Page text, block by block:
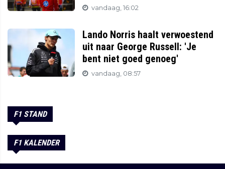
vandaag, 16:02
Lando Norris haalt verwoestend
uit naar George Russell: 'Je
bent niet goed genoeg'
vandaag, 08:57
F1 STAND
F1 KALENDER